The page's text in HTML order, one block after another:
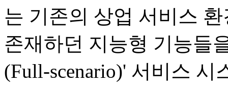
는 기존의 상업 서비스
존재하던 지능형 기능들
(Full-scenario)' 서비스